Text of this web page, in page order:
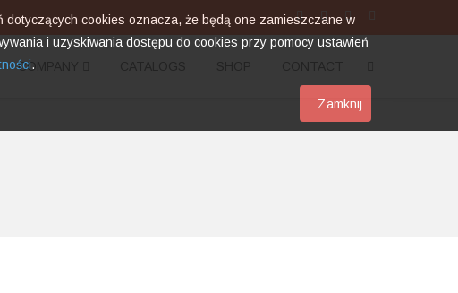
COMPANY
cookies oznacza, że będą one zamieszczane w
i uzyskiwania dostępu do cookies przy pomocy ustawień
.
Zamknij